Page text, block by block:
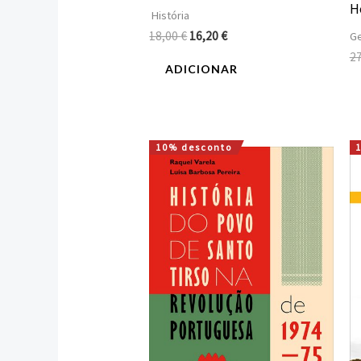
História
18,00€16,20€
ADICIONAR
10% desconto
O
preço
original
era:
15,00 €.
O
preço
atual
é:
13,50 €.